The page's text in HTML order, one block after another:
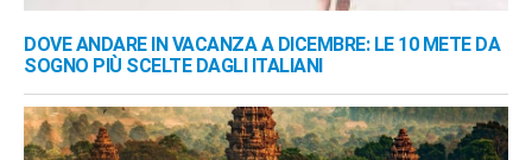
DOVE ANDARE IN VACANZA A DICEMBRE: LE 10 METE DA
SOGNO PIÙ SCELTE DAGLI ITALIANI